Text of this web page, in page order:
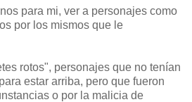
para mi, ver a personajes como
por los mismos que le
rotos", personajes que no tenían
estar arriba, pero que fueron
o por la malicia de